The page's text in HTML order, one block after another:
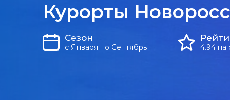
Курорты
Сезон
с Января по Сентябрь 4.94 на